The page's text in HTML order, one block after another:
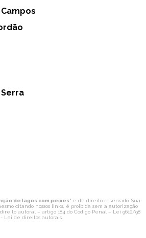
Campos
Serra
de lagos com peixes" é de direito reservado. Sua
citando nossos links, é proibida sem a autorização
autoral – artigo 184 do Código Penal – Lei 9610/98
- Lei de direitos autorais